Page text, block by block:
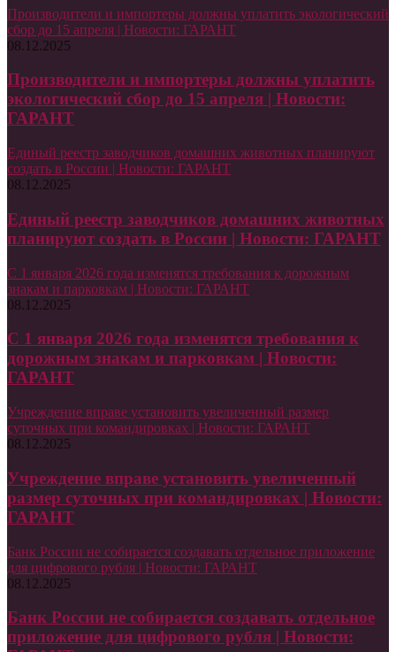
Производители и импортеры должны уплатить экологический
сбор до 15 апреля | Новости: ГАРАНТ
08.12.2025
Производители и импортеры должны уплатить
экологический сбор до 15 апреля | Новости:
ГАРАНТ
Единый реестр заводчиков домашних животных планируют
создать в России | Новости: ГАРАНТ
08.12.2025
Единый реестр заводчиков домашних животных
планируют создать в России | Новости: ГАРАНТ
С 1 января 2026 года изменятся требования к дорожным
знакам и парковкам | Новости: ГАРАНТ
08.12.2025
С 1 января 2026 года изменятся требования к
дорожным знакам и парковкам | Новости:
ГАРАНТ
Учреждение вправе установить увеличенный размер
суточных при командировках | Новости: ГАРАНТ
08.12.2025
Учреждение вправе установить увеличенный
размер суточных при командировках | Новости:
ГАРАНТ
Банк России не собирается создавать отдельное приложение
для цифрового рубля | Новости: ГАРАНТ
08.12.2025
Банк России не собирается создавать отдельное
приложение для цифрового рубля | Новости: